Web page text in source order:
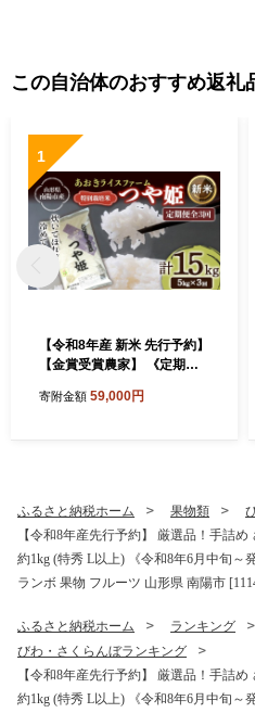
この自治体のおすすめ返礼
1
【令和8年産 新米 先行予約】
【金賞受賞農家】 《定期便3
3か月 《令和8年9月下旬～発
寄附金額 59,000円
ふるさと納税ホーム 果物類
【令和8年産先行予約】 厳選品！手詰
約1kg (特秀 L以上) 《令和8年6月中旬～
ランボ 果物 フルーツ 山形県 南陽市
ふるさと納税ホーム ランキング
びわ・さくらんぼランキング
【令和8年産先行予約】 厳選品！手詰
約1kg (特秀 L以上) 《令和8年6月中旬～